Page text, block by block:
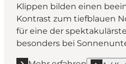
Klippen bilden einen
Kontrast zum tiefblauen
für eine der
besonders bei